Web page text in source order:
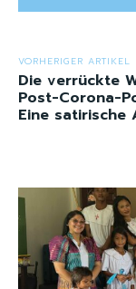
VORHERIGER ARTIKEL
Die verrückte
Post-Corona-
Eine satirische